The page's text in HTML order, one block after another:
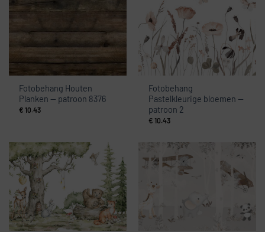
Fotobehang Houten
Planken — patroon 8376
€ 10.43
Fotobehang
Pastelkleurige bloemen —
patroon 2
€ 10.43